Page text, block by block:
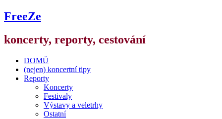
FreeZe
koncerty, reporty, cestování
DOMŮ
(nejen) koncertní tipy
Reporty
Koncerty
Festivaly
Výstavy a veletrhy
Ostatní